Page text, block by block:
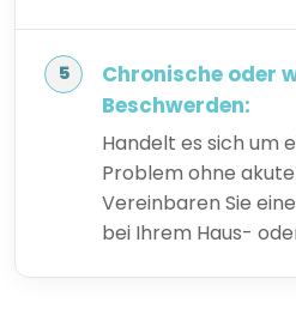
Chronische oder
Beschwerden:
Handelt es sich um
Problem ohne
Vereinbaren Sie
bei Ihrem Haus-